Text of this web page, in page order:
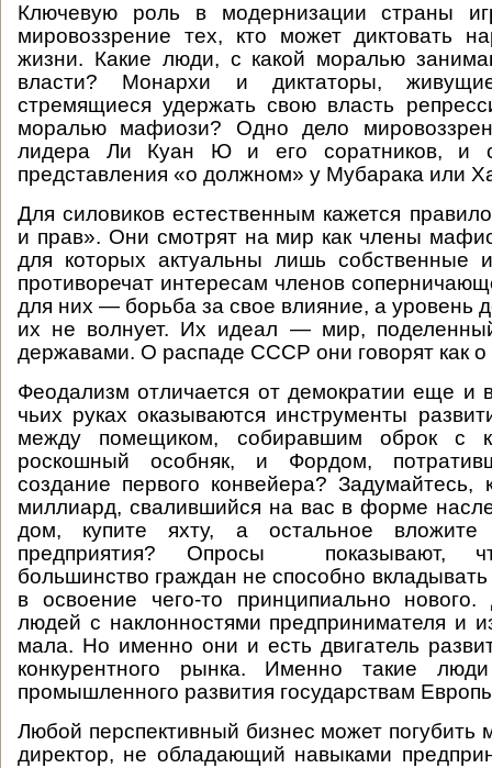
Ключевую роль в модернизации страны
мировоззрение тех, кто может диктовать
жизни. Какие люди, с какой моралью
власти? Монархи и диктаторы,
стремящиеся удержать свою власть
моралью мафиози? Одно дело
лидера Ли Куан Ю и его соратников, и
представления «о должном» у Мубарака или
Для силовиков естественным кажется
и прав». Они смотрят на мир как члены
для которых актуальны лишь собственные
противоречат интересам членов
для них — борьба за свое влияние, а уровень
их не волнует. Их идеал — мир,
державами. О распаде СССР они говорят как о
Феодализм отличается от демократии еще и
чьих руках оказываются инструменты
между помещиком, собиравшим оброк с
роскошный особняк, и Фордом,
создание первого конвейера? Задумайтесь,
миллиард, свалившийся на вас в форме
дом, купите яхту, а остальное
предприятия? Опросы показывают,
большинство граждан не способно
в освоение чего-то принципиально
людей с наклонностями предпринимателя и
мала. Но именно они и есть двигатель
конкурентного рынка. Именно такие
промышленного развития государствам
Любой перспективный бизнес может погубить
директор, не обладающий навыками